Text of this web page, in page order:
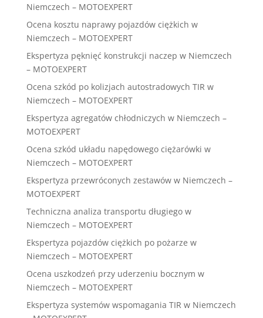
Niemczech – MOTOEXPERT
Ocena kosztu naprawy pojazdów ciężkich w
Niemczech – MOTOEXPERT
Ekspertyza pęknięć konstrukcji naczep w Niemczech
– MOTOEXPERT
Ocena szkód po kolizjach autostradowych TIR w
Niemczech – MOTOEXPERT
Ekspertyza agregatów chłodniczych w Niemczech –
MOTOEXPERT
Ocena szkód układu napędowego ciężarówki w
Niemczech – MOTOEXPERT
Ekspertyza przewróconych zestawów w Niemczech –
MOTOEXPERT
Techniczna analiza transportu długiego w
Niemczech – MOTOEXPERT
Ekspertyza pojazdów ciężkich po pożarze w
Niemczech – MOTOEXPERT
Ocena uszkodzeń przy uderzeniu bocznym w
Niemczech – MOTOEXPERT
Ekspertyza systemów wspomagania TIR w Niemczech